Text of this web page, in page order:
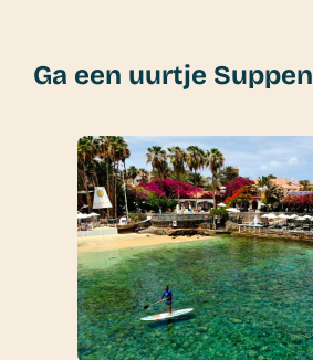
Ga een uurtje Suppen